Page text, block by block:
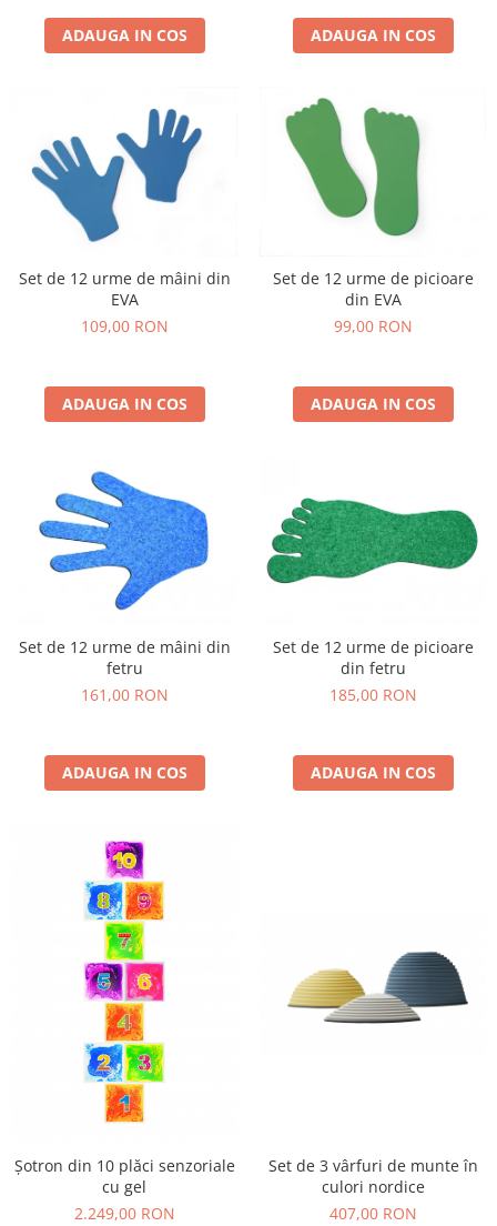
ADAUGA IN COS ADAUGA IN COS
Set de 12 urme de mâini din
EVA
109,00 RON
ADAUGA IN COS
Set de 12 urme de picioare
din EVA
99,00 RON
ADAUGA IN COS
Set de 12 urme de mâini din
fetru
161,00 RON
ADAUGA IN COS
Set de 12 urme de picioare
din fetru
185,00 RON
ADAUGA IN COS
Șotron din 10 plăci senzoriale
cu gel
2.249,00 RON
Set de 3 vârfuri de munte în
culori nordice
407,00 RON